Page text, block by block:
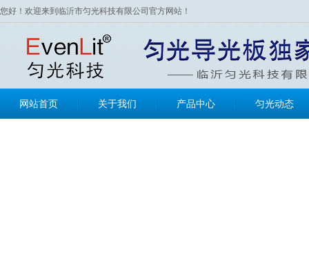
您好！欢迎来到临沂市匀光科技有限公司官方网站！
网站首页 关于我们 产品中心 匀光动态